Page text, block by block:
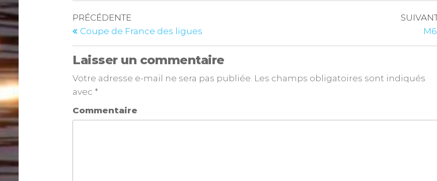
PRÉCÉDENTE
Coupe de France des ligues
M6
Laisser un commentaire
Votre adresse e-mail ne sera pas publiée. Les champs obligatoires sont indiqués
avec*
Commentaire